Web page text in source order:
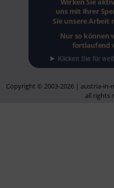
Copyright © 2003-2026 | austria-
all rights